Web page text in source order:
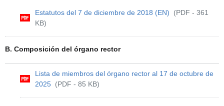
Estatutos del 7 de diciembre de 2018 (EN)
(PDF - 361
KB)
B. Composición del órgano rector
Lista de miembros del órgano rector al 17 de octubre de
2025 (PDF - 85 KB)